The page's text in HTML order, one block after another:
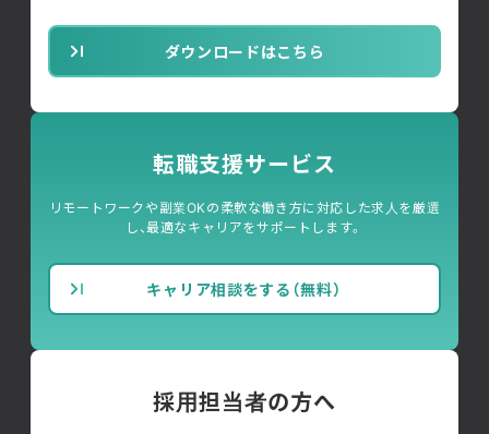
ダウンロードはこちら
転職支援サービス
リモートワークや副業OKの柔軟な働き方に対応した求人を厳選
し、最適なキャリアをサポートします。
キャリア相談をする（無料）
採用担当者の方へ